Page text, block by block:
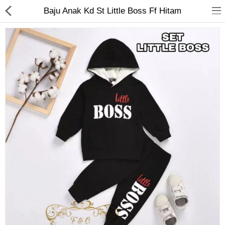
Jam Tangan
Kacamata
Kecantikan
Makanan & Minuman
Pakaian Anak
Baju Anak Kd St Little Boss Ff Hitam